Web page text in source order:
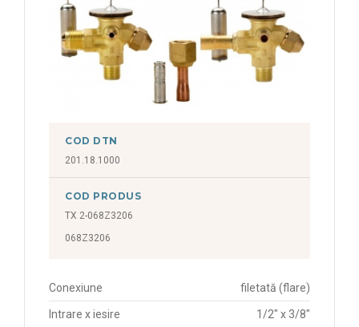
COD DTN
201.18.1000
COD PRODUS
TX 2-068Z3206
068Z3206
Conexiune filetată (flare)
Intrare x iesire 1/2" x 3/8"